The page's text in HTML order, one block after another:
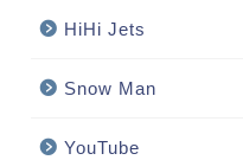
HiHi Jets
Snow Man
YouTube